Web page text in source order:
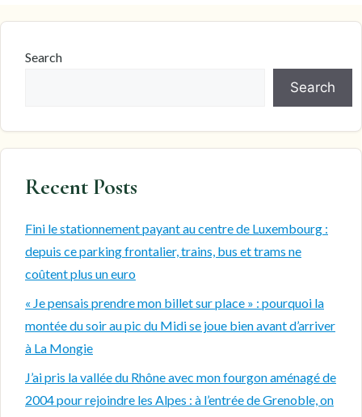
Search
Search
Recent Posts
Fini le stationnement payant au centre de Luxembourg :
depuis ce parking frontalier, trains, bus et trams ne
coûtent plus un euro
« Je pensais prendre mon billet sur place » : pourquoi la
montée du soir au pic du Midi se joue bien avant d’arriver
à La Mongie
J’ai pris la vallée du Rhône avec mon fourgon aménagé de
2004 pour rejoindre les Alpes : à l’entrée de Grenoble, on